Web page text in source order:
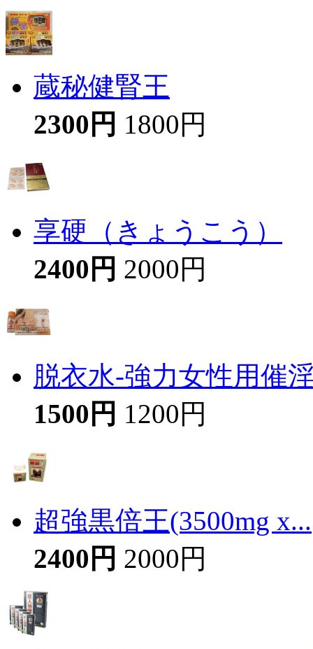
蔵秘健腎王
2300円 1800円
享硬（きょうこう）
2400円 2000円
脱衣水-強力女性用催
1500円 1200円
超強黒倍王(3500mg x...
2400円 2000円